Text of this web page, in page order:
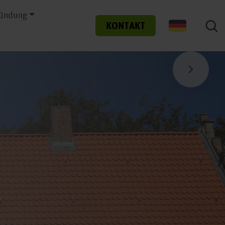
KONTAKT
Nächster